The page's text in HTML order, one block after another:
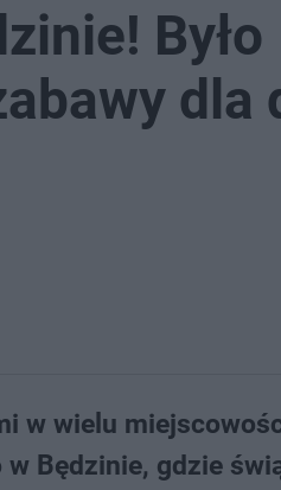
Było
dla
w wielu
Będzinie, gdzie